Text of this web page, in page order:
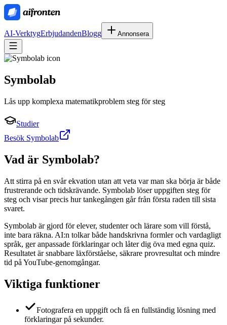
AI-VerktygErbjudandenBlogg Annonsera
Symbolab
Lås upp komplexa matematikproblem steg för steg
Studier
Besök Symbolab
Vad är Symbolab?
Att stirra på en svår ekvation utan att veta var man ska börja är både
frustrerande och tidskrävande. Symbolab löser uppgiften steg för
steg och visar precis hur tankegången går från första raden till sista
svaret.
Symbolab är gjord för elever, studenter och lärare som vill förstå,
inte bara räkna. AI:n tolkar både handskrivna formler och vardagligt
språk, ger anpassade förklaringar och låter dig öva med egna quiz.
Resultatet är snabbare läxförståelse, säkrare provresultat och mindre
tid på YouTube-genomgångar.
Viktiga funktioner
Fotografera en uppgift och få en fullständig lösning med
förklaringar på sekunder.